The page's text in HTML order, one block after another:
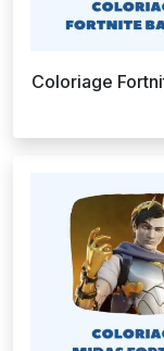
Coloriage